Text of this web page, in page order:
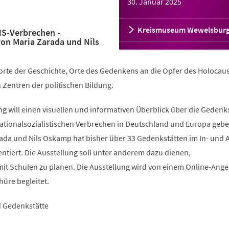
Kreismuseum
Verbrechen -
Maria Zarada und Nils
der Geschichte, Orte des Gedenkens an die Opfer des
der politischen Bildung.
will einen visuellen und informativen Überblick über die
Verbrechen in Deutschland und Europa
und Nils Oskamp hat bisher über 33 Gedenkstätten im In- und
Die Ausstellung soll unter anderem dazu dienen,
Schulen zu planen. Die Ausstellung wird von einem Online-
begleitet.